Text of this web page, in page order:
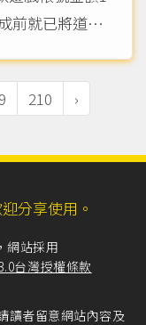
前就已將道具
交易該如何保
除，但買家要
210 ›
分享使用。
網站採用
台灣授權條款
讀者留意網站內容及